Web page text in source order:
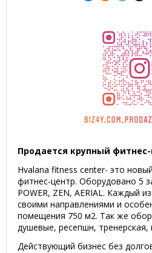
Продается крупный
Hvalana fitness center- это
фитнес-центр. Оборудовано 5
POWER, ZEN, AERIAL. Каждый
своими направлениями и
помещения 750 м2. Так же
душевые, ресепшн,
Действующий бизнес без